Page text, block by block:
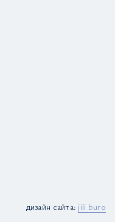
дизайн сайта: jili buro